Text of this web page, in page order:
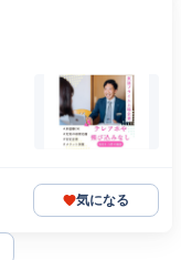
気になる